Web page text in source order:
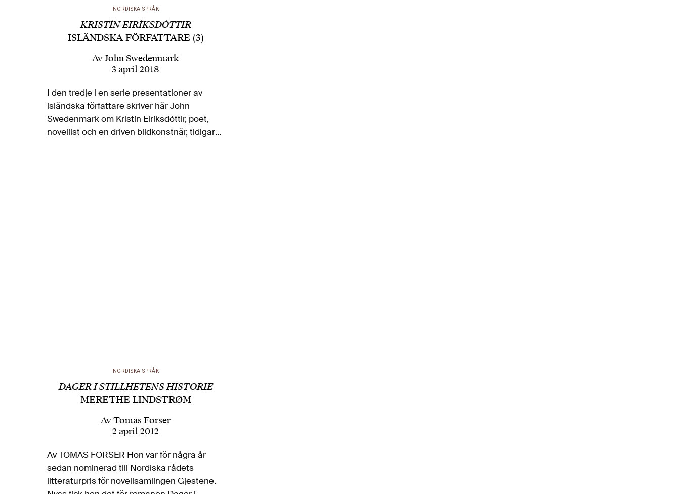
NORDISKA SPRÅK
KRISTÍN EIRÍKSDÓTTIR
ISLÄNDSKA FÖRFATTARE (3)
AvJohn Swedenmark
3 april 2018
I den tredje i en serie presentationer av
isländska författare skriver här John
Swedenmark om Kristín Eiríksdóttir, poet,
novellist och en driven bildkonstnär, tidigare
NORDISKA SPRÅK
DAGER I STILLHETENS HISTORIE
MERETHE LINDSTRØM
AvTomas Forser
2 april 2012
Av TOMAS FORSER Hon var för några år
sedan nominerad till Nordiska rådets
litteraturpris för novellsamlingen Gjestene.